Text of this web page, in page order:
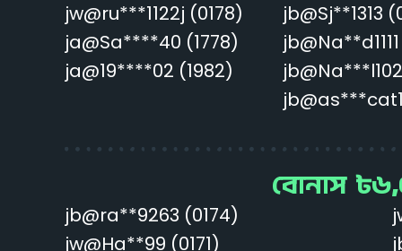
jw@ru***1122j (0178)
ja@Sa****40 (1778)
ja@19****02 (1982)
jb@Sj**1313
বোনাস
jb@ra**9263 (0174)
jw@Ha**99 (0171)